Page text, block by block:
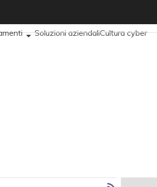
Soluzioni aziendaliCultura cyber